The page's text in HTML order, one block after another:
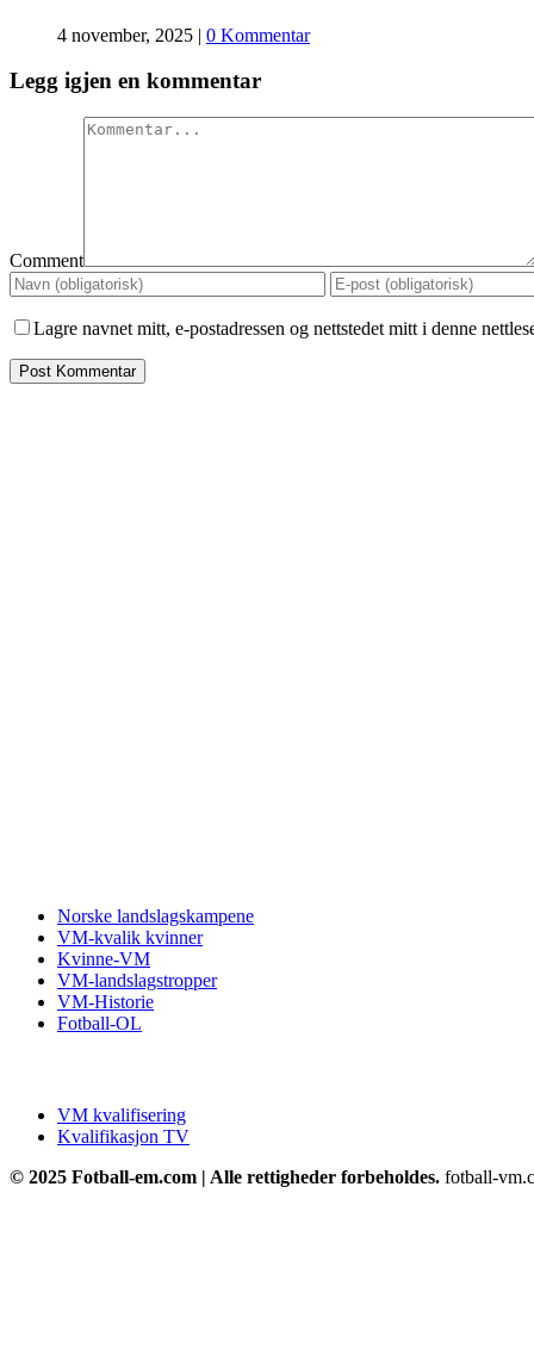
4 november, 2025 | 0 Kommentar
6 august, 2025 | 0 Kommentar
Nigeria vinner Women’s AFCON 2024
27 juli, 2025
Legg igjen en kommentar
Comment
Lagre navnet mitt, e-postadressen og nettstedet mitt i denne
Norske landslagskampene
VM-kvalik kvinner
Kvinne-VM
VM-landslagstropper
VM-Historie
Fotball-OL
VM kvalifisering
Kvalifikasjon TV
© 2025 Fotball-em.com | Alle rettigheder forbeholdes. fotball-